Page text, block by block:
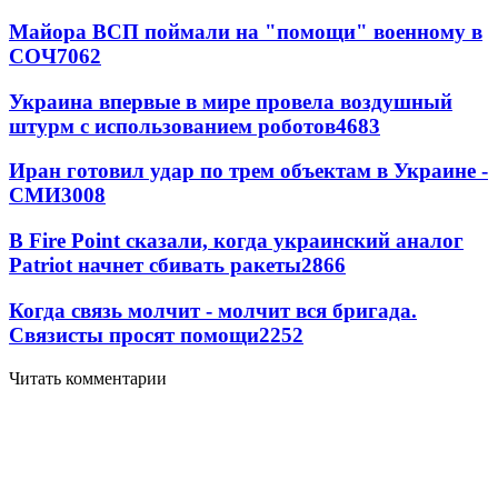
Майора ВСП поймали на "помощи" военному в
СОЧ7062
Украина впервые в мире провела воздушный
штурм с использованием роботов4683
Иран готовил удар по трем объектам в Украине -
СМИ3008
В Fire Point сказали, когда украинский аналог
Patriot начнет сбивать ракеты2866
Когда связь молчит - молчит вся бригада.
Связисты просят помощи2252
Читать комментарии